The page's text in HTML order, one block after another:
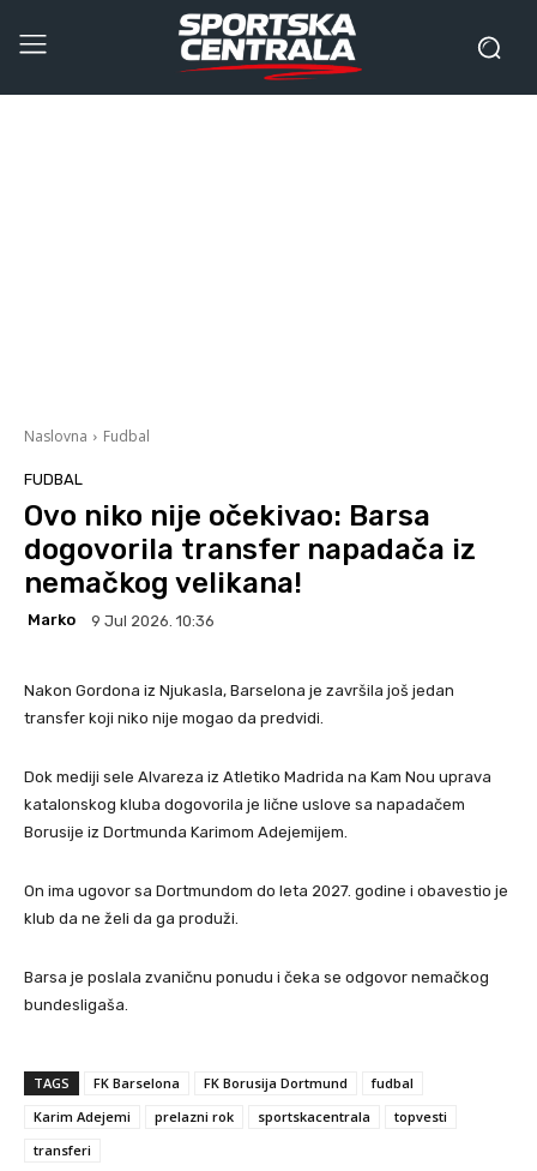
Naslovna Fudbal
FUDBAL
Ovo niko nije očekivao: Barsa
dogovorila transfer napadača iz
nemačkog velikana!
Marko 9 Jul 2026. 10:36
Nakon Gordona iz Njukasla, Barselona je završila još jedan
transfer koji niko nije mogao da predvidi.
Dok mediji sele Alvareza iz Atletiko Madrida na Kam Nou uprava
katalonskog kluba dogovorila je lične uslove sa napadačem
Borusije iz Dortmunda Karimom Adejemijem.
On ima ugovor sa Dortmundom do leta 2027. godine i obavestio je
klub da ne želi da ga produži.
Barsa je poslala zvaničnu ponudu i čeka se odgovor nemačkog
bundesligaša.
TAGS FK Barselona FK Borusija Dortmund
fudbal
Karim Adejemi
prelazni rok sportskacentrala
topvesti
transferi